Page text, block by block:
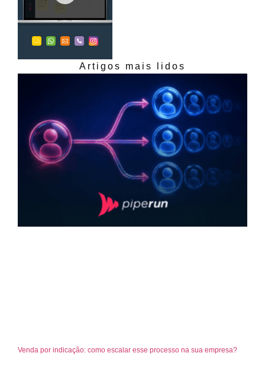
Artigos mais lidos
Venda por indicação: como escalar esse processo na sua empresa?